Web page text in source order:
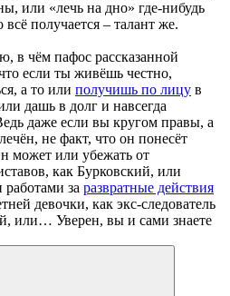
или «лечь на дно» где-нибудь
получается – талант же.
в чём пафос рассказанной
если ты живёшь честно,
а то или получишь по лицу в
дашь в долг и навсегда
даже если вы кругом правы, а
не факт, что он понесёт
может или убежать от
как Бурковский, или
за развратные действия
девочки, как экс-следователь
или… Уверен, вы и сами знаете